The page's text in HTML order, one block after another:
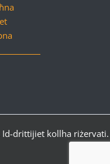
drittijiet kollha riżervati.